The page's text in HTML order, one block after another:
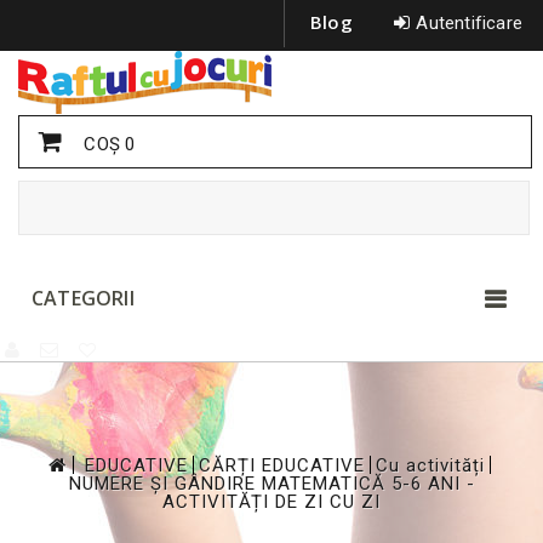
Autentificare
Blog
COŞ0
CATEGORII
>
EDUCATIVE
>
CĂRȚI EDUCATIVE Cu activități
NUMERE ȘI GÂNDIRE MATEMATICĂ 5-6 ANI -
ACTIVITĂȚI DE ZI CU ZI